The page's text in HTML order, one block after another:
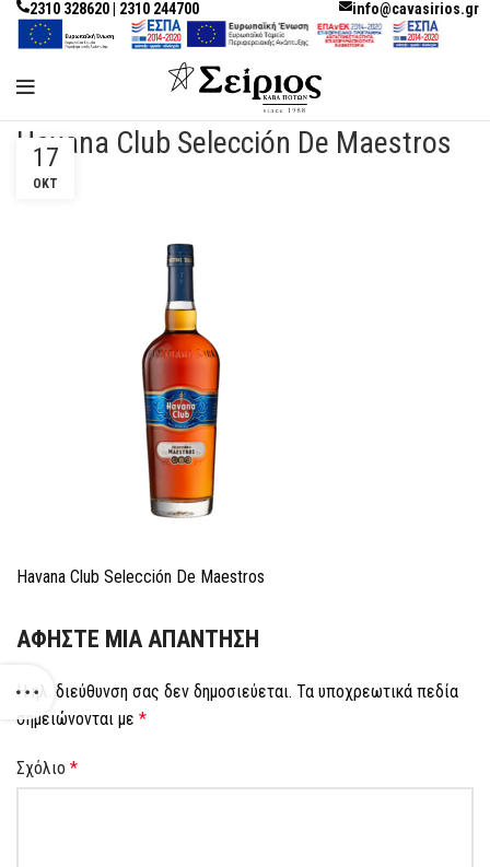
2310 328620 | 2310 244700 info@cavasirios.gr
Havana Club Selección De Maestros
17
ΟΚΤ
Havana Club Selección De Maestros
ΑΦΉΣΤΕ ΜΙΑ ΑΠΆΝΤΗΣΗ
Η ηλ. διεύθυνση σας δεν δημοσιεύεται. Τα υποχρεωτικά πεδία
σημειώνονται με *
Σχόλιο *